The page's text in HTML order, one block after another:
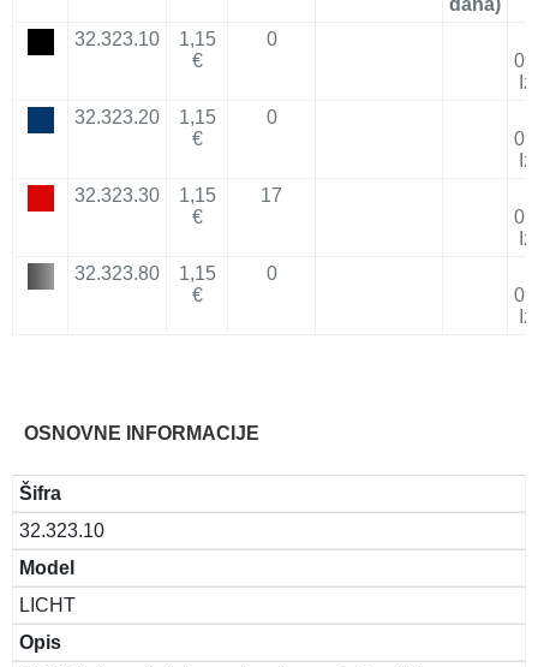
dana)
32.323.10
1,15
€
0
32.323.20
1,15
€
0
32.323.30
1,15
€
17
32.323.80
1,15
€
0
OSNOVNE INFORMACIJE
Šifra
32.323.10
Model
LICHT
Opis